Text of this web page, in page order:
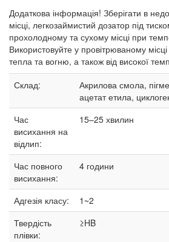
Додаткова інформація! Зберігати в
місці, легкозаймистий дозатор під
прохолодному та сухому місці при
Використовуйте у провітрюваному
тепла та вогню, а також від високої
Склад:
Акрилова смола,
ацетат етила,
Час
висихання на
відлип:
15–25 хвилин
Час повного
висихання:
4 години
Адгезія класу:
1~2
Твердість
плівки:
≥HB